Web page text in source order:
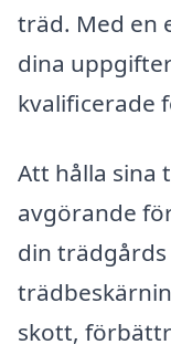
träd. Med en
dina
kvalificerade
Att hålla sina
avgörande
din
skott,